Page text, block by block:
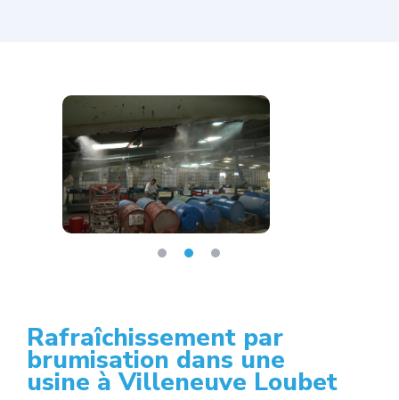
Rafraîchissement par
brumisation dans une
usine à Villeneuve Loubet